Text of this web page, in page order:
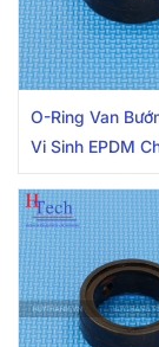
O-Ring Van
Vi Sinh EPDM